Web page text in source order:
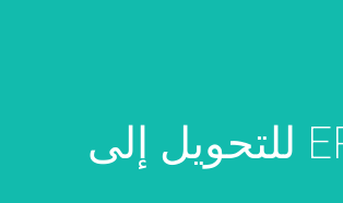
اختر ERF للتحويل إلى